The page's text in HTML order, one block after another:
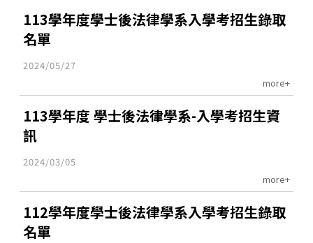
113學年度學士後法律學系入學考招生錄取
名單
2024/05/27
more+
113學年度 學士後法律學系-入學考招生資
訊
2024/03/05
more+
112學年度學士後法律學系入學考招生錄取
名單